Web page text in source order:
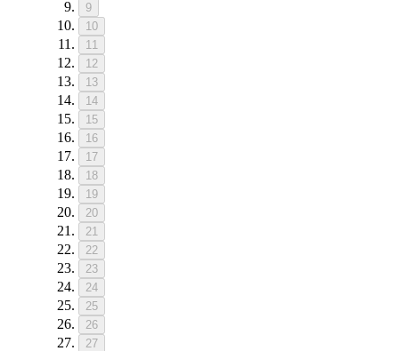
9
10
11
12
13
14
15
16
17
18
19
20
21
22
23
24
25
26
27